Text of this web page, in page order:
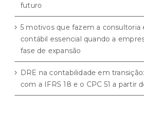
futuro
5 motivos que fazem a consultoria
contábil essencial quando a
fase de expansão
DRE na contabilidade em
com a IFRS 18 e o CPC 51 a partir